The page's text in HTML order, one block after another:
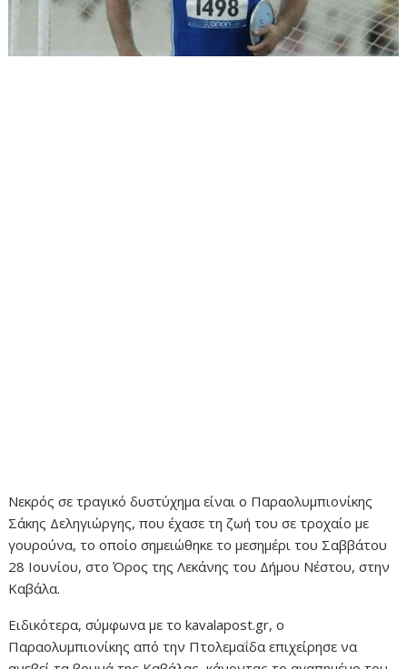
Νεκρός σε τραγικό δυστύχημα είναι ο Παραολυμπιονίκης
Σάκης Δεληγιώργης, που έχασε τη ζωή του σε τροχαίο με
γουρούνα, το οποίο σημειώθηκε το μεσημέρι του Σαββάτου
28 Ιουνίου, στο Όρος της Λεκάνης του Δήμου Νέστου, στην
Καβάλα.
Ειδικότερα, σύμφωνα με το kavalapost.gr, ο
Παραολυμπιονίκης από την Πτολεμαΐδα επιχείρησε να